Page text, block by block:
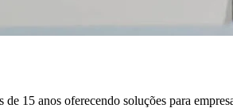
de 15 anos oferecendo soluções para